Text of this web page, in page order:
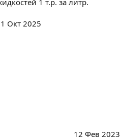
1 т.р. за литр.
1 Окт 2025
12 Фев 2023